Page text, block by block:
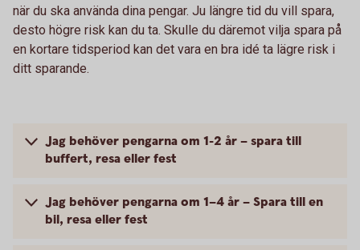
när du ska använda dina pengar. Ju längre tid du vill spara,
desto högre risk kan du ta. Skulle du däremot vilja spara på
en kortare tidsperiod kan det vara en bra idé ta lägre risk i
ditt sparande.
Jag behöver pengarna om 1-2 år – spara till
buffert, resa eller fest
Jag behöver pengarna om 1–4 år – Spara till en
bil, resa eller fest